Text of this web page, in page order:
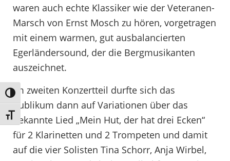
Umschalten auf hohe Kontraste
Schrift vergrößern
waren auch echte Klassiker wie der Veteranen-
Marsch von Ernst Mosch zu hören, vorgetragen
mit einem warmen, gut ausbalancierten
Egerländersound, der die Bergmusikanten
auszeichnet.
Im zweiten Konzertteil durfte sich das
Publikum dann auf Variationen über das
bekannte Lied „Mein Hut, der hat drei Ecken“
für 2 Klarinetten und 2 Trompeten und damit
auf die vier Solisten Tina Schorr, Anja Wirbel,